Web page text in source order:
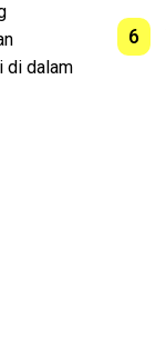
di dalam
6